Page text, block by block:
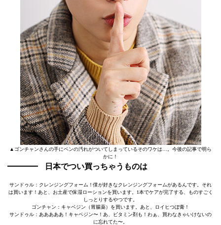
▲ゴンチャンさんの手にペンの汚れがついてしまっているそのワケは…。今後の記事で明ら
かに！
日本でつい買っちゃうものは
サンドゥル：クレンジングフォーム！僕が好きなクレンジングフォームがあるんです。それ
は買います！あと、お土産で保湿ローションを買います。1本でケアが完了する、ものすごく
しっとりするやつです。
ゴンチャン：キャベジン（胃腸薬）を買います。あと、ロイヒつぼ膏！
サンドゥル：あああああ！キャベジン〜！あ、ビタミン剤も！わぁ、買わなきゃいけないの
に忘れてた〜。